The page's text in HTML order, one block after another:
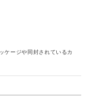
ケージや同封されているカ